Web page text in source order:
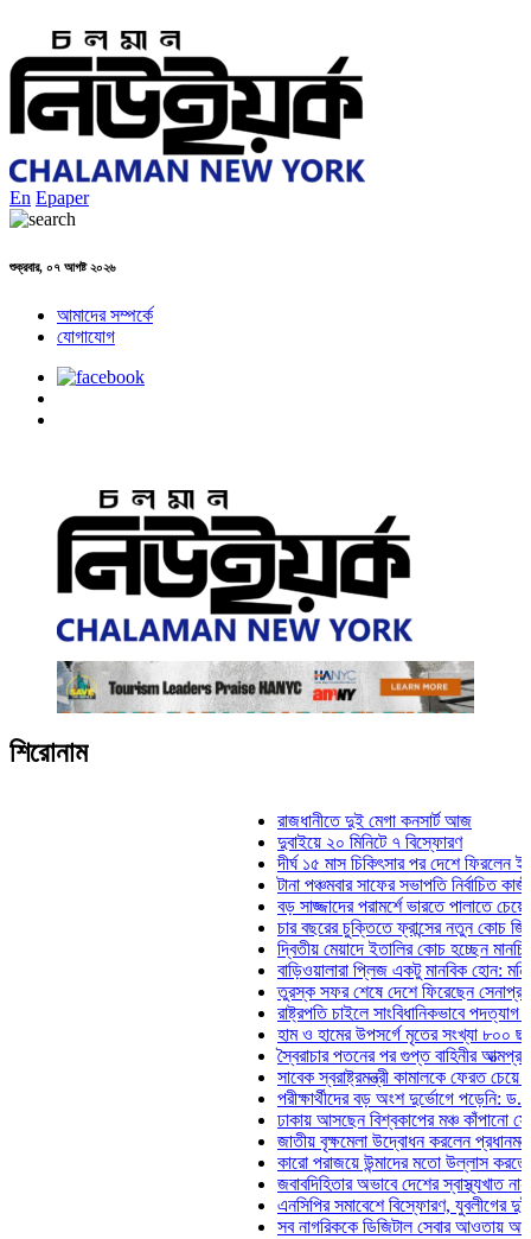
En Epaper
শুক্রবার, ০৭ আগষ্ট ২০২৬
আমাদের সম্পর্কে
যোগাযোগ
শিরোনাম
রাজধানীতে দুই মেগা কনসার্ট আজ
দুবাইয়ে ২০ মিনিটে ৭ বিস্ফোরণ
দীর্ঘ ১৫ মাস চিকিৎসার পর দেশে ফিরলেন ইলিয়াস
টানা পঞ্চমবার সাফের সভাপতি নির্বাচিত কাজী
বড় সাজ্জাদের পরামর্শে ভারতে পালাতে চেয়েছিলেন
চার বছরের চুক্তিতে ফ্রান্সের নতুন কোচ জিদান
দ্বিতীয় মেয়াদে ইতালির কোচ হচ্ছেন মানচিনি
বাড়িওয়ালারা প্লিজ একটু মানবিক হোন: মনিরা মিঠু
তুরস্ক সফর শেষে দেশে ফিরেছেন সেনাপ্রধান
রাষ্ট্রপতি চাইলে সাংবিধানিকভাবে পদত্যাগ করতে
হাম ও হামের উপসর্গে মৃতের সংখ্যা ৮০০ ছাড়াল
স্বৈরাচার পতনের পর গুপ্ত বাহিনীর আত্মপ্রকাশ:
সাবেক স্বরাষ্ট্রমন্ত্রী কামালকে ফেরত চেয়ে দিল্লিকে
পরীক্ষার্থীদের বড় অংশ দুর্ভোগে পড়েনি: ড. মাহ্‌দী
ঢাকায় আসছেন বিশ্বকাপের মঞ্চ কাঁপানো সেই সঞ্জয়
জাতীয় বৃক্ষমেলা উদ্বোধন করলেন প্রধানমন্ত্রী
কারো পরাজয়ে উন্মাদের মতো উল্লাস করতে হয় না:
জবাবদিহিতার অভাবে দেশের স্বাস্থ্যখাত নানা
এনসিপির সমাবেশে বিস্ফোরণ, যুবলীগের দুই
সব নাগরিককে ডিজিটাল সেবার আওতায় আনতে হবে: